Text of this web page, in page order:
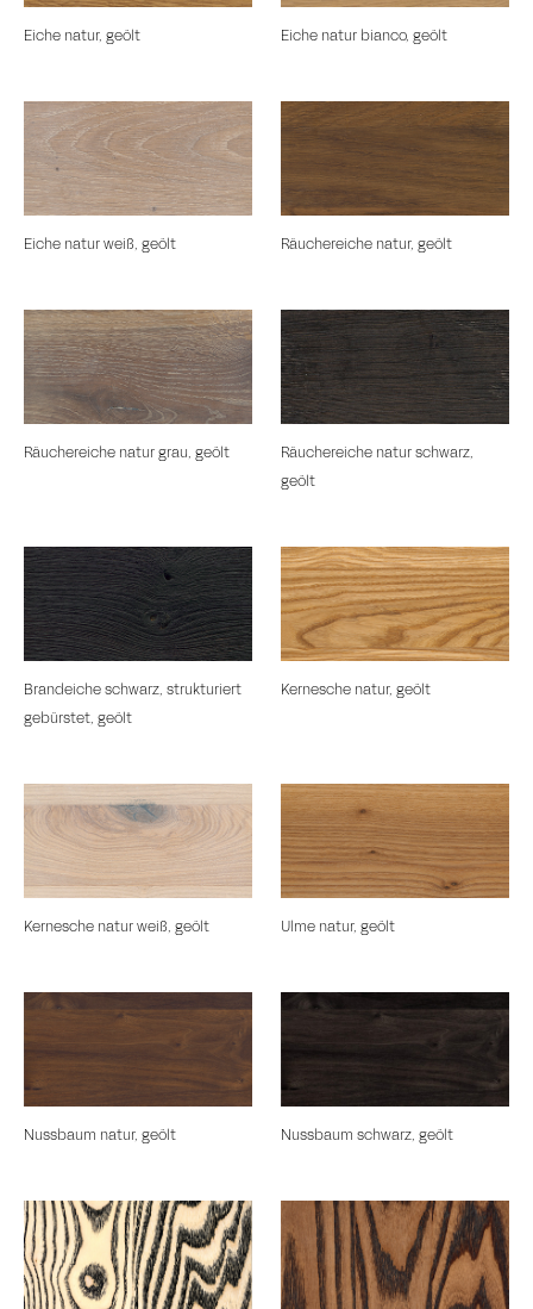
Eiche natur, geölt Eiche natur bianco, geölt
Eiche natur weiß, geölt Räuchereiche natur, geölt
Räuchereiche natur grau, geölt Räuchereiche natur schwarz,
geölt
Brandeiche schwarz, strukturiert
gebürstet, geölt
Kernesche natur, geölt
Kernesche natur weiß, geölt Ulme natur, geölt
Nussbaum natur, geölt Nussbaum schwarz, geölt